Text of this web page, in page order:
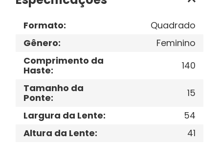
Formato:
Quadrado
Gênero:
Feminino
Comprimento da
Haste:
140
Tamanho da
Ponte:
15
Largura da Lente:
54
Altura da Lente:
41